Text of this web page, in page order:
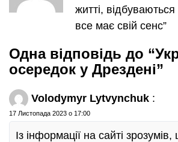
житті,
все має свій сенс”
Одна відповідь до
осередок у Дрездені”
Volodymyr Lytvynchuk :
17 Листопада 2023 о 17:00
Із інформації на сайті